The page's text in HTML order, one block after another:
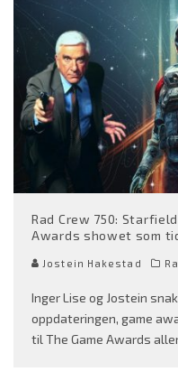
Rad Crew 750: Starfield
Awards showet som
Jostein Hakestad
Inger Lise og Jostein
oppdateringen, game
til The Game Awards